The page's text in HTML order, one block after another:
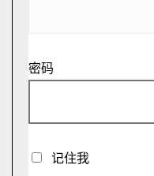
密码
记住我